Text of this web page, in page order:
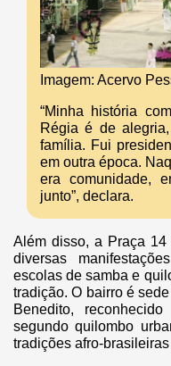
Imagem: Acervo
“Minha história
Régia é de
família. Fui
em outra época.
era comunidade,
junto”, declara.
Além disso, a Praça
diversas
escolas de samba e
tradição. O bairro é
Benedito,
segundo quilombo
tradições afro-